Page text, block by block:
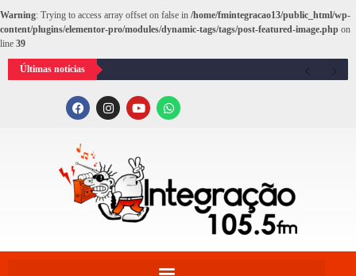
Warning: Trying to access array offset on false in /home/fmintegracao13/public_html/wp-
content/plugins/elementor-pro/modules/dynamic-tags/tags/post-featured-image.php on
line 39
Últimas notícias